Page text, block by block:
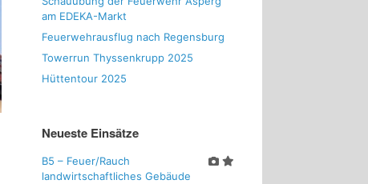
am EDEKA-Markt
Feuerwehrausflug nach Regensburg
Towerrun Thyssenkrupp 2025
Hüttentour 2025
Neueste Einsätze
B5 – Feuer/Rauch
landwirtschaftliches Gebäude